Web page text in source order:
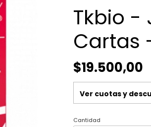
Tkbio -
Cartas
$19.500,00
Ver cuotas y
Cantidad